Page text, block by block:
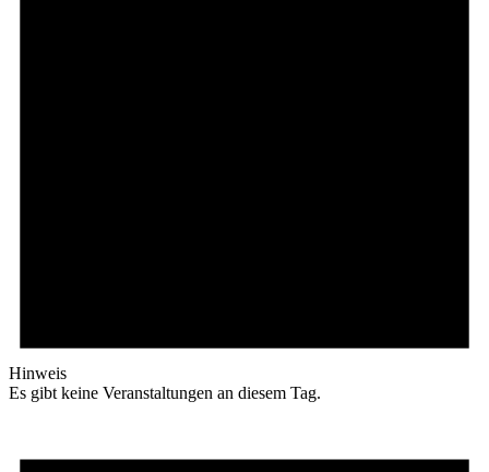
Hinweis
Es gibt keine Veranstaltungen an diesem Tag.